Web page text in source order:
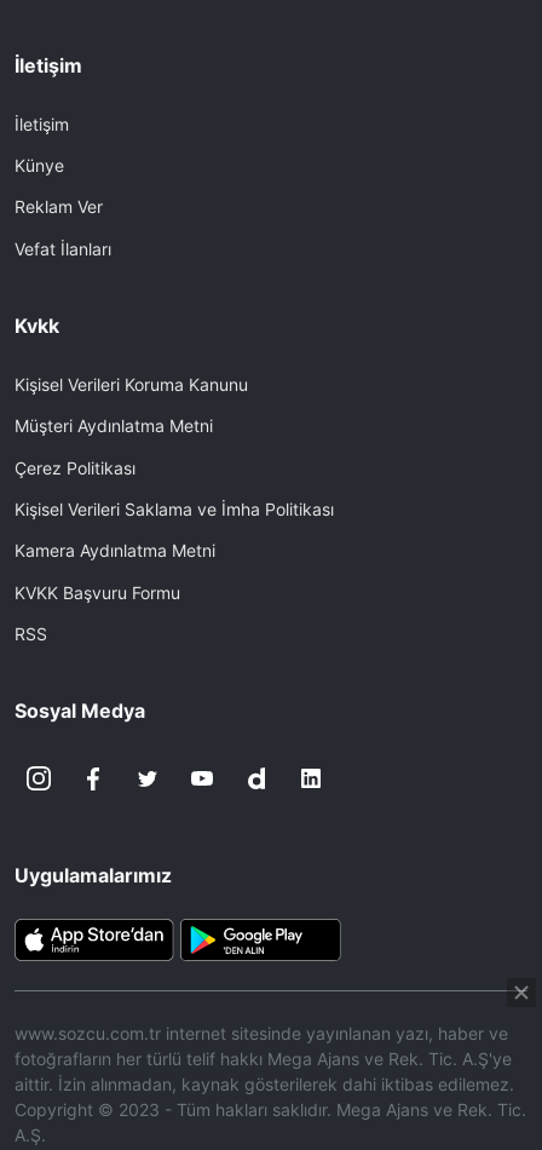
İletişim
İletişim
Künye
Reklam Ver
Vefat İlanları
Kvkk
Kişisel Verileri Koruma Kanunu
Müşteri Aydınlatma Metni
Çerez Politikası
Kişisel Verileri Saklama ve İmha Politikası
Kamera Aydınlatma Metni
KVKK Başvuru Formu
RSS
Sosyal Medya
Uygulamalarımız
www.sozcu.com.tr internet sitesinde yayınlanan yazı, haber ve
fotoğrafların her türlü telif hakkı Mega Ajans ve Rek. Tic. A.Ş'ye
aittir. İzin alınmadan, kaynak gösterilerek dahi iktibas edilemez.
Copyright © 2023 - Tüm hakları saklıdır. Mega Ajans ve Rek. Tic.
A.Ş.